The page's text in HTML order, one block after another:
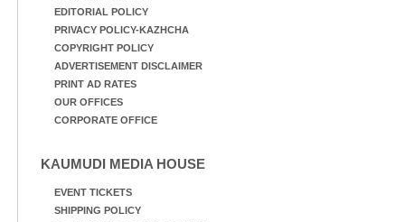
EDITORIAL POLICY
PRIVACY POLICY-KAZHCHA
COPYRIGHT POLICY
ADVERTISEMENT DISCLAIMER
PRINT AD RATES
OUR OFFICES
CORPORATE OFFICE
KAUMUDI MEDIA HOUSE
EVENT TICKETS
SHIPPING POLICY